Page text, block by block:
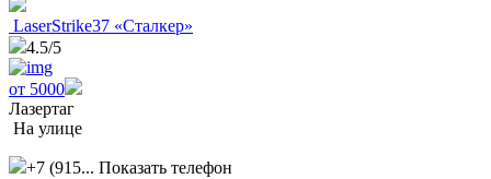
LaserStrike37 «Сталкер»
4.5/5
от 5000
Лазертаг
На улице
+7 (915... Показать телефон